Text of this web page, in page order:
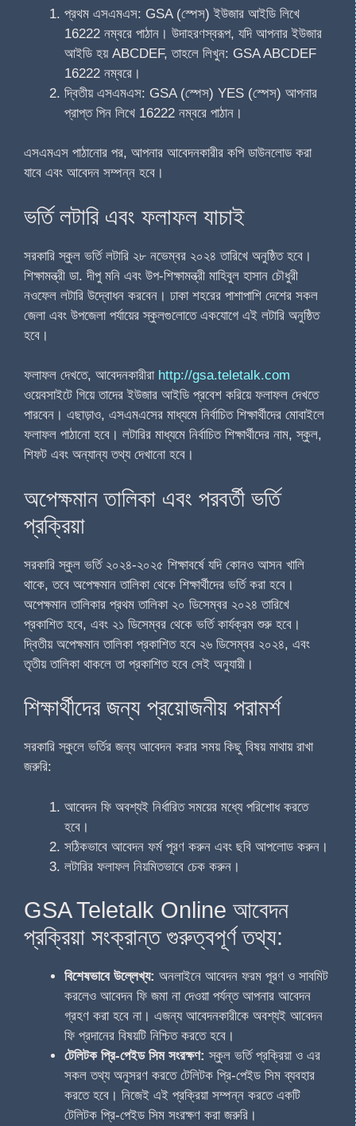
প্রথম এসএমএস: GSA (স্পেস) ইউজার আইডি লিখে
16222 নম্বরে পাঠান। উদাহরণস্বরূপ, যদি আপনার ইউজার
আইডি হয় ABCDEF, তাহলে লিখুন: GSA ABCDEF
16222 নম্বরে।
দ্বিতীয় এসএমএস: GSA (স্পেস) YES (স্পেস) আপনার
প্রাপ্ত পিন লিখে 16222 নম্বরে পাঠান।
এসএমএস পাঠানোর পর, আপনার আবেদনকারীর কপি ডাউনলোড করা
যাবে এবং আবেদন সম্পন্ন হবে।
ভর্তি লটারি এবং ফলাফল যাচাই
সরকারি স্কুল ভর্তি লটারি ২৮ নভেম্বর ২০২৪ তারিখে অনুষ্ঠিত হবে।
শিক্ষামন্ত্রী ডা. দীপু মনি এবং উপ-শিক্ষামন্ত্রী মাহিবুল হাসান চৌধুরী
নওফেল লটারি উদ্বোধন করবেন। ঢাকা শহরের পাশাপাশি দেশের সকল
জেলা এবং উপজেলা পর্যায়ের স্কুলগুলোতে একযোগে এই লটারি অনুষ্ঠিত
হবে।
ফলাফল দেখতে, আবেদনকারীরা http://gsa.teletalk.com
ওয়েবসাইটে গিয়ে তাদের ইউজার আইডি প্রবেশ করিয়ে ফলাফল দেখতে
পারবেন। এছাড়াও, এসএমএসের মাধ্যমে নির্বাচিত শিক্ষার্থীদের মোবাইলে
ফলাফল পাঠানো হবে। লটারির মাধ্যমে নির্বাচিত শিক্ষার্থীদের নাম, স্কুল,
শিফট এবং অন্যান্য তথ্য দেখানো হবে।
অপেক্ষমান তালিকা এবং পরবর্তী ভর্তি
প্রক্রিয়া
সরকারি স্কুল ভর্তি ২০২৪-২০২৫ শিক্ষাবর্ষে যদি কোনও আসন খালি
থাকে, তবে অপেক্ষমান তালিকা থেকে শিক্ষার্থীদের ভর্তি করা হবে।
অপেক্ষমান তালিকার প্রথম তালিকা ২০ ডিসেম্বর ২০২৪ তারিখে
প্রকাশিত হবে, এবং ২১ ডিসেম্বর থেকে ভর্তি কার্যক্রম শুরু হবে।
দ্বিতীয় অপেক্ষমান তালিকা প্রকাশিত হবে ২৬ ডিসেম্বর ২০২৪, এবং
তৃতীয় তালিকা থাকলে তা প্রকাশিত হবে সেই অনুযায়ী।
শিক্ষার্থীদের জন্য প্রয়োজনীয় পরামর্শ
সরকারি স্কুলে ভর্তির জন্য আবেদন করার সময় কিছু বিষয় মাথায় রাখা
জরুরি:
আবেদন ফি অবশ্যই নির্ধারিত সময়ের মধ্যে পরিশোধ করতে
হবে।
সঠিকভাবে আবেদন ফর্ম পূরণ করুন এবং ছবি আপলোড করুন।
লটারির ফলাফল নিয়মিতভাবে চেক করুন।
GSA Teletalk Online আবেদন
প্রক্রিয়া সংক্রান্ত গুরুত্বপূর্ণ তথ্য:
বিশেষভাবে উল্লেখ্য: অনলাইনে আবেদন ফরম পূরণ ও সাবমিট
করলেও আবেদন ফি জমা না দেওয়া পর্যন্ত আপনার আবেদন
গ্রহণ করা হবে না। এজন্য আবেদনকারীকে অবশ্যই আবেদন
ফি প্রদানের বিষয়টি নিশ্চিত করতে হবে।
টেলিটক প্রি-পেইড সিম সংরক্ষণ: স্কুল ভর্তি প্রক্রিয়া ও এর
সকল তথ্য অনুসরণ করতে টেলিটক প্রি-পেইড সিম ব্যবহার
করতে হবে। নিজেই এই প্রক্রিয়া সম্পন্ন করতে একটি
টেলিটক প্রি-পেইড সিম সংরক্ষণ করা জরুরি।